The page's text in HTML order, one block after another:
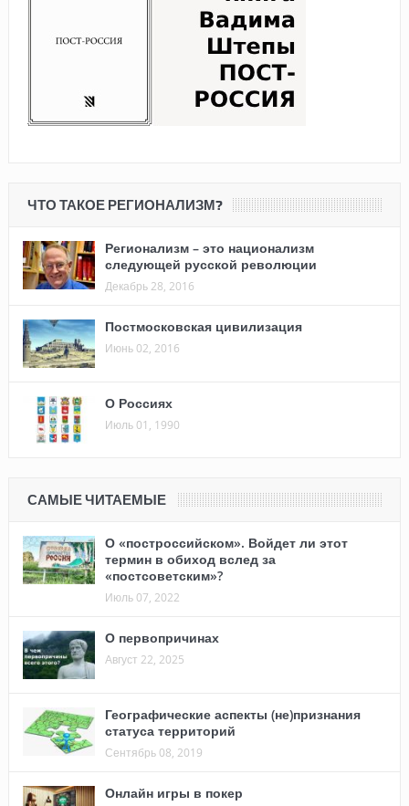
ЧТО ТАКОЕ РЕГИОНАЛИЗМ?
Регионализм – это национализм
следующей русской революции
Декабрь 28, 2016
Постмосковская цивилизация
Июнь 02, 2016
О Россиях
Июль 01, 1990
САМЫЕ ЧИТАЕМЫЕ
О «построссийском». Войдет ли этот
термин в обиход вслед за
«постсоветским»?
Июль 07, 2022
О первопричинах
Август 22, 2025
Географические аспекты (не)признания
статуса территорий
Сентябрь 08, 2019
Онлайн игры в покер